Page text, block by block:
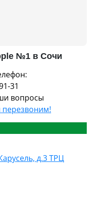
№1 в Сочи
31
вопросы
перезвоним!
д.3 ТРЦ